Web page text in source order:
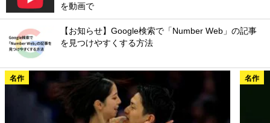
を動画で
【お知らせ】Google検索で「Number Web」の記事
を見つけやすくする方法
名作 名作